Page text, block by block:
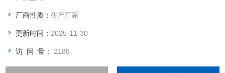
厂商性质：生产厂家
更新时间： 2025-11-30
访 问 量： 2188